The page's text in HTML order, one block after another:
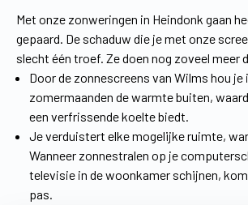
Met onze zonweringen in Heindonk gaan
gepaard. De schaduw die je met onze
slecht één troef. Ze doen nog zoveel meer
Door de zonnescreens van Wilms hou je
zomermaanden de warmte buiten,
een verfrissende koelte biedt.
Je verduistert elke mogelijke ruimte,
Wanneer zonnestralen op je
televisie in de woonkamer schijnen,
pas.